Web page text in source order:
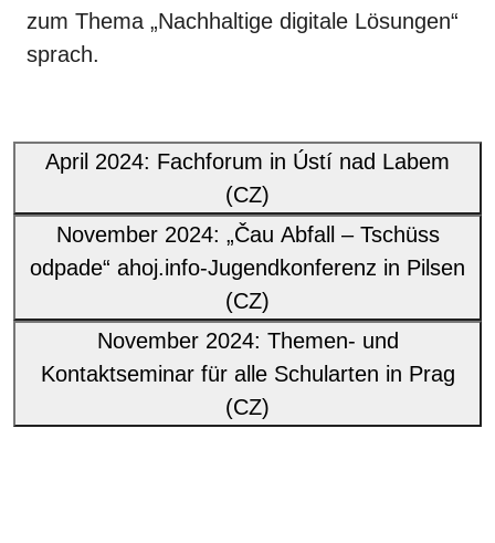
zum Thema „Nachhaltige digitale Lösungen“
sprach.
April 2024: Fachforum in Ústí nad Labem
(CZ)
November 2024: „Čau Abfall – Tschüss
odpade“ ahoj.info-Jugendkonferenz in Pilsen
(CZ)
November 2024: Themen- und
Kontaktseminar für alle Schularten in Prag
(CZ)